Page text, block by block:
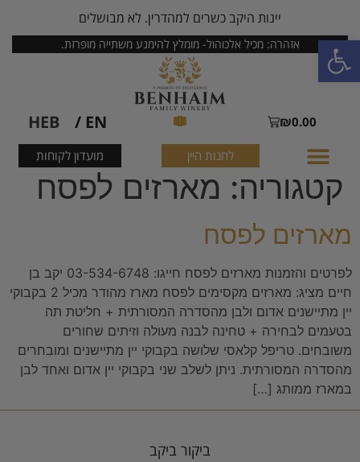
פתח סרגל נגישות
יינות היקב כשרים למהדרין. לא מבושלים
אזהרה: מכיל אלכוהול- מומלץ להימנע משתייה מופרזת.
₪0.00
EN /
HEB
לחנות היין מועדון לקוחות
קטגוריה: מארזים לפסח
מארזים לפסח
לפרטים והזמנות מארזים לפסח חייגו: 03-534-6748 יקב בן
חיים מציג: מארזים מקסימים לפסח מארז מהודר מכיל 2 בקבוקי
יין מתיישנים אדום ולבן מהסדרה המסורתית + חליטת תה
בטעמים לבחירה + טחינה לבנה מעולה וזיתים שחורים
משובחים. טריפל קלאסי שלושה בקבוקי יין מתיישנים ומובחרים
מהסדרה המסורתית. ניתן לשלב שני בקבוקי יין אדום ואחד לבן
במארז ממותג […]
ביקור ביקב